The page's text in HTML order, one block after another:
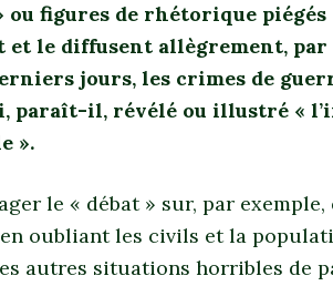
ou figures de rhétorique
le diffusent allègrement,
jours, les crimes de
paraît-il, révélé ou illustré «
».
le « débat » sur, par
oubliant les civils et la
autres situations horribles de